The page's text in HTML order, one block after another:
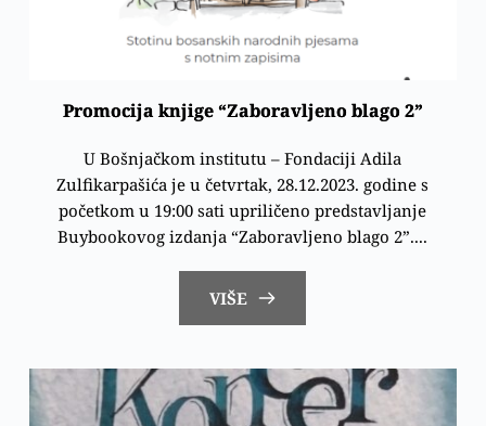
Promocija knjige “Zaboravljeno blago 2”
U Bošnjačkom institutu – Fondaciji Adila
Zulfikarpašića je u četvrtak, 28.12.2023. godine s
početkom u 19:00 sati upriličeno predstavljanje
Buybookovog izdanja “Zaboravljeno blago 2”....
VIŠE